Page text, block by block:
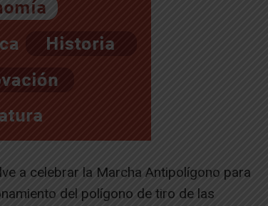
a celebrar la Marcha Antipolígono para
del polígono de tiro de las